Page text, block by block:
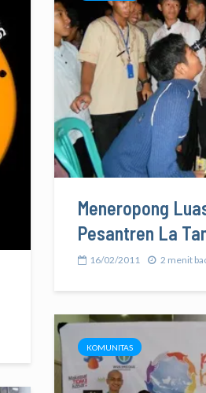
Meneropong
Pesantren La
16/02/2011 2 menit
KOMUNITAS